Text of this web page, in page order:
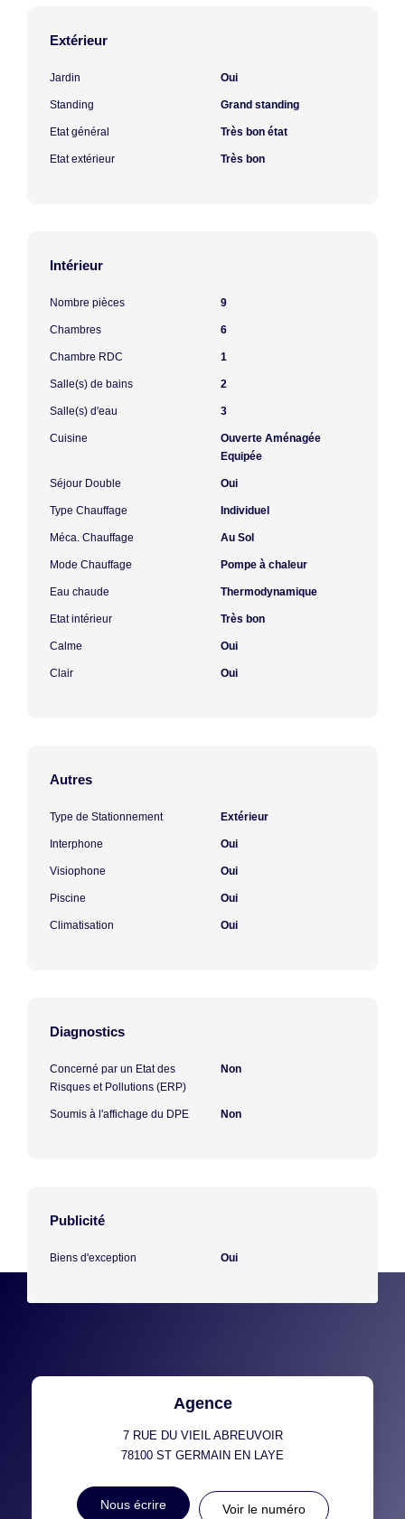
Extérieur
Jardin Oui
Standing Grand standing
Etat général Très bon état
Etat extérieur Très bon
Intérieur
Nombre pièces 9
Chambres 6
Chambre RDC 1
Salle(s) de bains 2
Salle(s) d'eau 3
Cuisine
Ouverte Aménagée
Equipée
Séjour Double Oui
Type Chauffage Individuel
Méca. Chauffage Au Sol
Mode Chauffage Pompe à chaleur
Eau chaude Thermodynamique
Etat intérieur Très bon
Calme Oui
Clair Oui
Autres
Type de Stationnement Extérieur
Interphone Oui
Visiophone Oui
Piscine Oui
Climatisation Oui
Diagnostics
Concerné par un Etat des
Risques et Pollutions (ERP)
Non
Soumis à l'affichage du DPE Non
Publicité
Biens d'exception Oui
Agence
7 RUE DU VIEIL ABREUVOIR
78100 ST GERMAIN EN LAYE
Nous écrire Voir le numéro